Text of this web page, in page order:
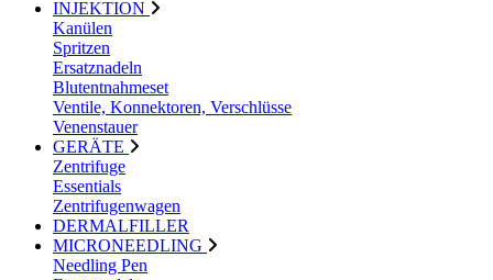
INJEKTION
Kanülen
Spritzen
Ersatznadeln
Blutentnahmeset
Ventile, Konnektoren, Verschlüsse
Venenstauer
GERÄTE
Zentrifuge
Essentials
Zentrifugenwagen
DERMALFILLER
MICRONEEDLING
Needling Pen